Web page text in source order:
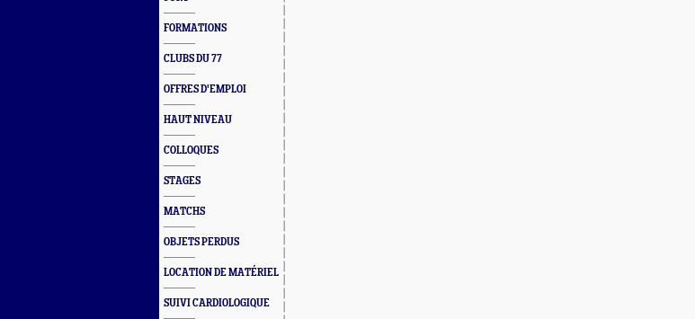
FORMATIONS
CLUBS DU 77
OFFRES D'EMPLOI
HAUT NIVEAU
COLLOQUES
STAGES
MATCHS
OBJETS PERDUS
LOCATION DE MATÉRIEL
SUIVI CARDIOLOGIQUE